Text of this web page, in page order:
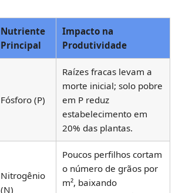
Nutriente
Principal
Impacto na
Produtividade
Fósforo (P)
Raízes fracas levam a
morte inicial; solo pobre
em P reduz
estabelecimento em
20% das plantas.
Nitrogênio
(N)
Poucos perfilhos cortam
o número de grãos por
m², baixando